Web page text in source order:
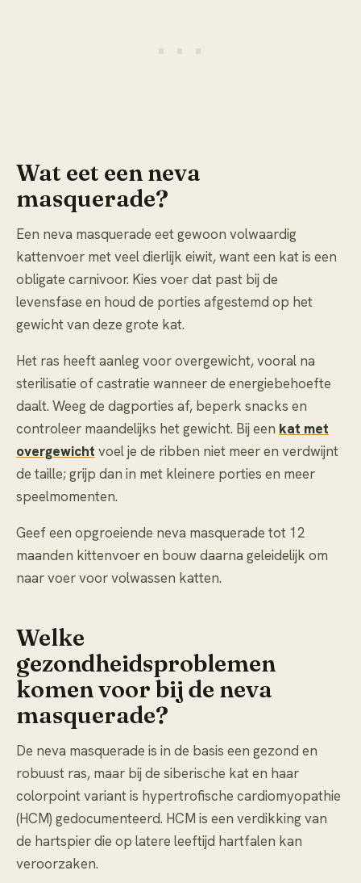
Wat eet een neva
masquerade?
Een neva masquerade eet gewoon volwaardig
kattenvoer met veel dierlijk eiwit, want een kat is een
obligate carnivoor. Kies voer dat past bij de
levensfase en houd de porties afgestemd op het
gewicht van deze grote kat.
Het ras heeft aanleg voor overgewicht, vooral na
sterilisatie of castratie wanneer de energiebehoefte
daalt. Weeg de dagporties af, beperk snacks en
controleer maandelijks het gewicht. Bij een kat met
overgewicht voel je de ribben niet meer en verdwijnt
de taille; grijp dan in met kleinere porties en meer
speelmomenten.
Geef een opgroeiende neva masquerade tot 12
maanden kittenvoer en bouw daarna geleidelijk om
naar voer voor volwassen katten.
Welke
gezondheidsproblemen
komen voor bij de neva
masquerade?
De neva masquerade is in de basis een gezond en
robuust ras, maar bij de siberische kat en haar
colorpoint variant is hypertrofische cardiomyopathie
(HCM) gedocumenteerd. HCM is een verdikking van
de hartspier die op latere leeftijd hartfalen kan
veroorzaken.